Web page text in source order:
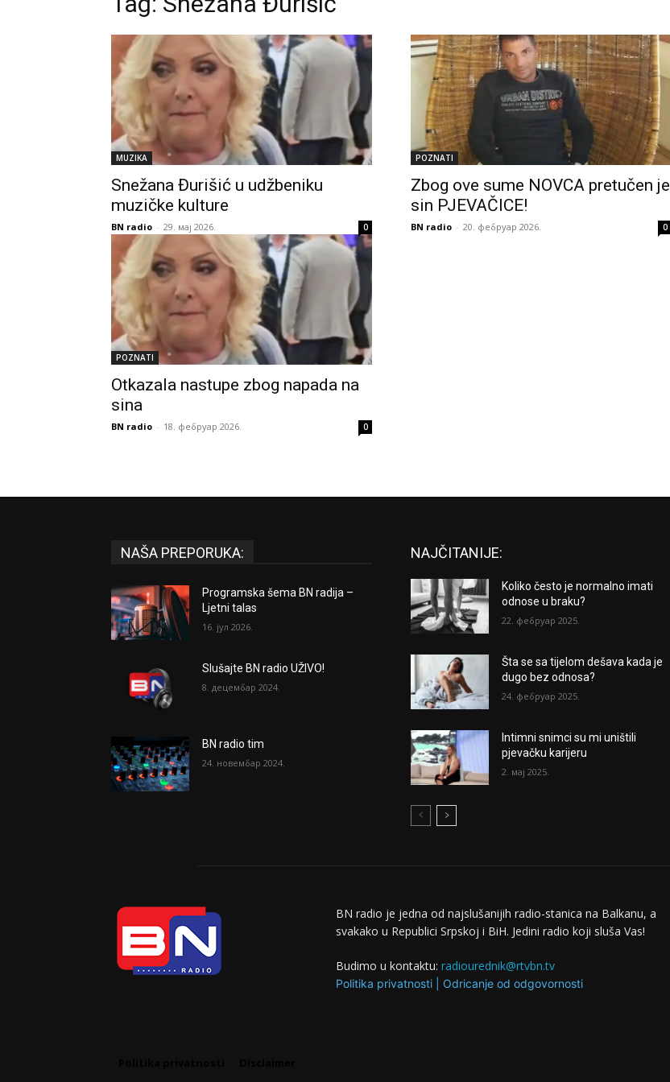
MUZIKA
Snežana Đurišić u udžbeniku
muzičke kulture
BN radio - 29. мај 2026. 0
POZNATI
Zbog ove sume NOVCA pretučen je
sin PJEVAČICE!
BN radio - 20. фебруар 2026. 0
POZNATI
Otkazala nastupe zbog napada na
sina
BN radio - 18. фебруар 2026. 0
NAŠA PREPORUKA:
Programska šema BN radija –
Ljetni talas
16. јул 2026.
Slušajte BN radio UŽIVO!
8. децембар 2024.
BN radio tim
24. новембар 2024.
NAJČITANIJE:
Koliko često je normalno imati
odnose u braku?
22. фебруар 2025.
Šta se sa tijelom dešava kada je
dugo bez odnosa?
24. фебруар 2025.
Intimni snimci su mi uništili
pjevačku karijeru
2. мај 2025.
BN radio je jedna od najslušanijih radio-stanica na Balkanu, a
svakako u Republici Srpskoj i BiH. Jedini radio koji sluša Vas!
Budimo u kontaktu: radiourednik@rtvbn.tv
Politika privatnosti Odricanje od odgovornosti